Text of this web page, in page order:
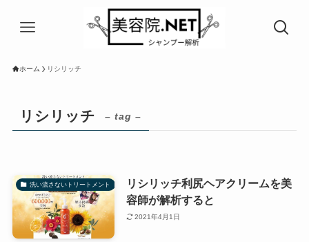
ホーム リシリッチ
リシリッチ – tag –
洗い流さないトリートメント
リシリッチ利尻ヘアクリームを美
容師が解析すると
2021年4月1日